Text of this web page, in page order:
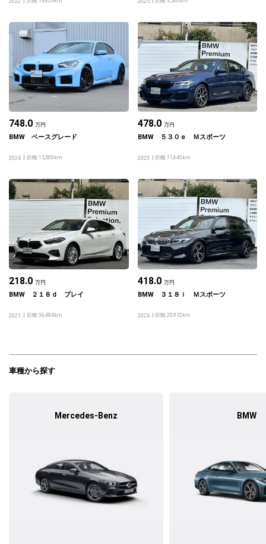
2022 2025
748.0 万円
BMW ベースグレード
2024 距離 15,500km
478.0 万円
BMW ５３０ｅ Ｍスポーツ
2023 距離 11,640km
218.0 万円
BMW ２１８ｄ プレイ
2021 距離 36,484km
418.0 万円
BMW ３１８ｉ Ｍスポーツ
2024 距離 20,972km
車種から探す
Mercedes-Benz BMW